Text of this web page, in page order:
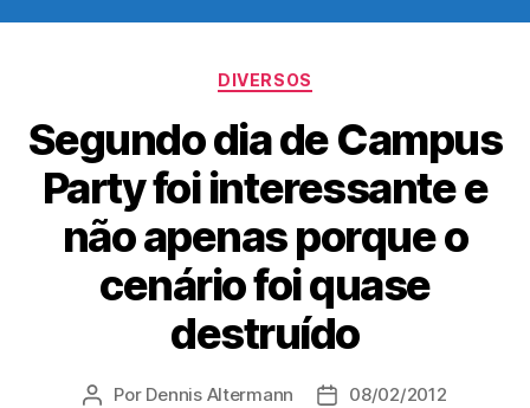
Categorias
DIVERSOS
Segundo dia de Campus
Party foi interessante e
não apenas porque o
cenário foi quase
destruído
Autor
Por Dennis Altermann
Data08/02/2012